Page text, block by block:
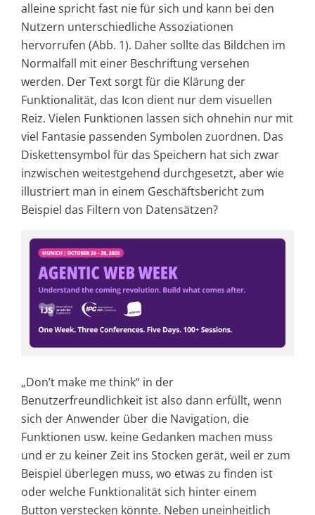
alleine spricht fast nie für sich und kann bei den
Nutzern unterschiedliche Assoziationen
hervorrufen (Abb. 1). Daher sollte das Bildchen im
Normalfall mit einer Beschriftung versehen
werden. Der Text sorgt für die Klärung der
Funktionalität, das Icon dient nur dem visuellen
Reiz. Vielen Funktionen lassen sich ohnehin nur mit
viel Fantasie passenden Symbolen zuordnen. Das
Diskettensymbol für das Speichern hat sich zwar
inzwischen weitestgehend durchgesetzt, aber wie
illustriert man in einem Geschäftsbericht zum
Beispiel das Filtern von Datensätzen?
„Don’t make me think“ in der
Benutzerfreundlichkeit ist also dann erfüllt, wenn
sich der Anwender über die Navigation, die
Funktionen usw. keine Gedanken machen muss
und er zu keiner Zeit ins Stocken gerät, weil er zum
Beispiel überlegen muss, wo etwas zu finden ist
oder welche Funktionalität sich hinter einem
Button verstecken könnte. Neben uneinheitlich